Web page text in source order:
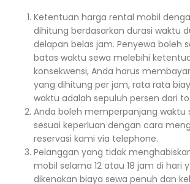
Ketentuan harga rental mobil
dihitung berdasarkan durasi waktu
delapan belas jam. Penyewa boleh
batas waktu sewa melebihi
konsekwensi, Anda harus
yang dihitung per jam, rata rata
waktu adalah sepuluh persen dari
Anda boleh memperpanjang waktu
sesuai keperluan dengan cara
reservasi kami via telephone.
Pelanggan yang tidak
mobil selama 12 atau 18 jam di hari
dikenakan biaya sewa penuh dan